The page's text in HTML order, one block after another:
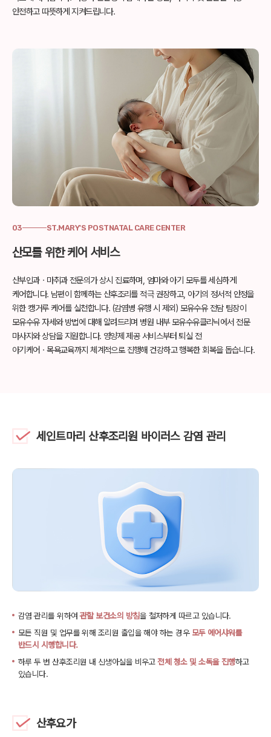
안전하고 따뜻하게 지켜드립니다.
03 ST.MARY'S POSTNATAL CARE CENTER
산모를 위한 케어 서비스
산부인과ㆍ마취과 전문의가 상시 진료하며, 엄마와 아기 모두를 세심하게
케어합니다. 남편이 함께하는 산후조리를 적극 권장하고, 아기의 정서적 안정을
위한캥거루 케어를 실천합니다. (감염병 유행 시 제외) 모유수유 전담 팀장이
모유수유 자세와 방법에 대해 알려드리며 병원 내부 모유수유클리닉에서 전문
마사지와 상담을 지원합니다. 영양제 제공 서비스부터 퇴실 전
아기케어ㆍ목욕교육까지 체계적으로 진행해 건강하고 행복한 회복을 돕습니다.
세인트마리 산후조리원 바이러스 감염 관리
감염 관리를 위하여관할 보건소의 방침을 철저하게 따르고 있습니다.
모든 직원 및 업무를 위해 조리원 출입을 해야 하는 경우 모두 에어샤워를
반드시 시행합니다.
하루 두 번 산후조리원 내 신생아실을 비우고전체 청소 및 소독을 진행하고
있습니다.
산후요가